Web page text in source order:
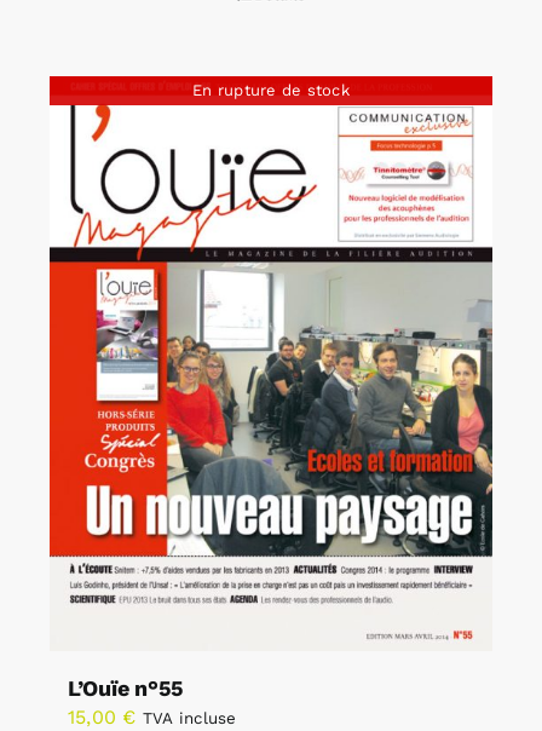
En rupture de stock
L’Ouïe n°55
15,00 € TVA incluse